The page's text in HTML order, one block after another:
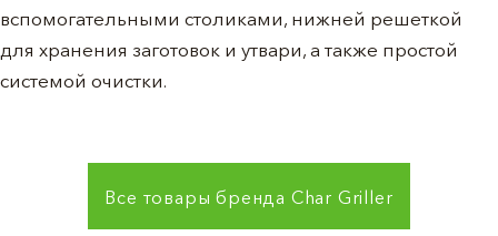
вспомогательными столиками, нижней решеткой
для хранения заготовок и утвари, а также простой
системой очистки.
Все товары бренда Char Griller